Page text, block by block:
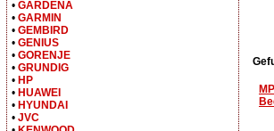
• GARDENA
• GARMIN
• GEMBIRD
• GENIUS
• GORENJE
• GRUNDIG
• HP
• HUAWEI
• HYUNDAI
• JVC